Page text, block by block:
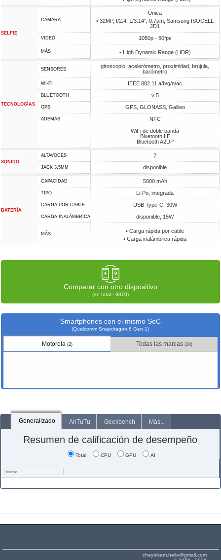
SELFIE
CÁMARA
Única
• 32MP, f/2.4, 1/3.14", 0.7µm, Samsung ISOCELL
JD1
VIDEO 1080p - 60fps
MÁS • High Dynamic Range (HDR)
TECNOLOGÍAS
SENSORES
giroscopio, acelerómetro, proximidad, brújula,
barómetro
WI-FI IEEE 802.11 a/b/g/n/ac
BLUETOOTH v 5
GPS GPS, GLONASS, Galileo
ADEMÁS
NFC
WiFi de doble banda
Bluetooth LE
Bluetooth A2DP
SONIDO
ALTAVOCES 2
JACK 3,5MM disponible
BATERÍA
CAPACIDAD 5000 mAh
TIPO Li-Po, integrada
CARGA POR CABLE USB Type-C, 30W
CARGA INALÁMBRICA disponible, 15W
MÁS
• Carga rápida por cable
• Carga inalámbrica rápida
Comparar con otro dispositivo
(en total - 6070)
Smartphones con el mismo SoC
(Qualcomm Snapdragon 6 Gen 1)
Motorola (2) Todas las marcas (28)
Generalizado AnTuTu Geekbench Más...
Resumen de calificación de desempeño
Total CPU GPU AI
chaynikam.hello@gmail.com